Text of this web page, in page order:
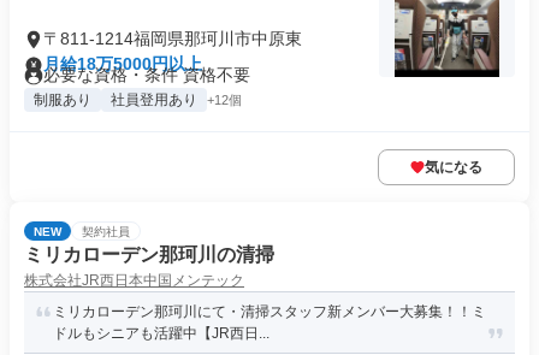
〒811-1214福岡県那珂川市中原東
月給18万5000円以上
必要な資格・条件 資格不要
制服あり 社員登用あり +12個
気になる
NEW 契約社員
ミリカローデン那珂川の清掃
株式会社JR西日本中国メンテック
ミリカローデン那珂川にて・清掃スタッフ新メンバー大募集！！ミ
ドルもシニアも活躍中【JR西日...